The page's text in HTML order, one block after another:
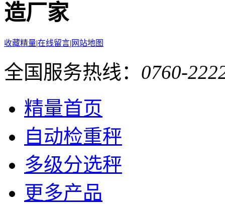
造厂家
收藏精量|在线留言| 网站地图
全国服务热线： 0760-
精量首页
自动检重秤
多级分选秤
更多产品